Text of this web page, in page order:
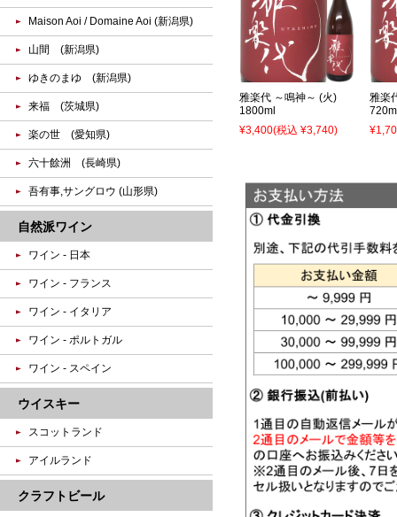
雅楽代 ～鳴神～ (火)
1800ml
¥3,400(税込 ¥3,740)
雅楽
Maison Aoi / Domaine Aoi (新潟県)
山間 (新潟県)
ゆきのまゆ (新潟県)
来福 (茨城県)
楽の世 (愛知県)
六十餘洲 (長崎県)
吾有事,サングロウ (山形県)
自然派ワイン
ワイン - 日本
ワイン - フランス
ワイン - イタリア
ワイン - ポルトガル
ワイン - スペイン
ウイスキー
スコットランド
アイルランド
クラフトビール